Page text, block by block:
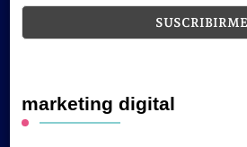
marketing digital